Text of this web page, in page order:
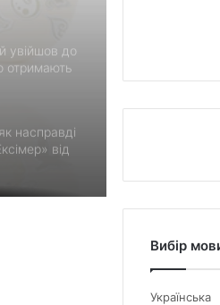
отримають
від
кеди та
Вибір
Українська